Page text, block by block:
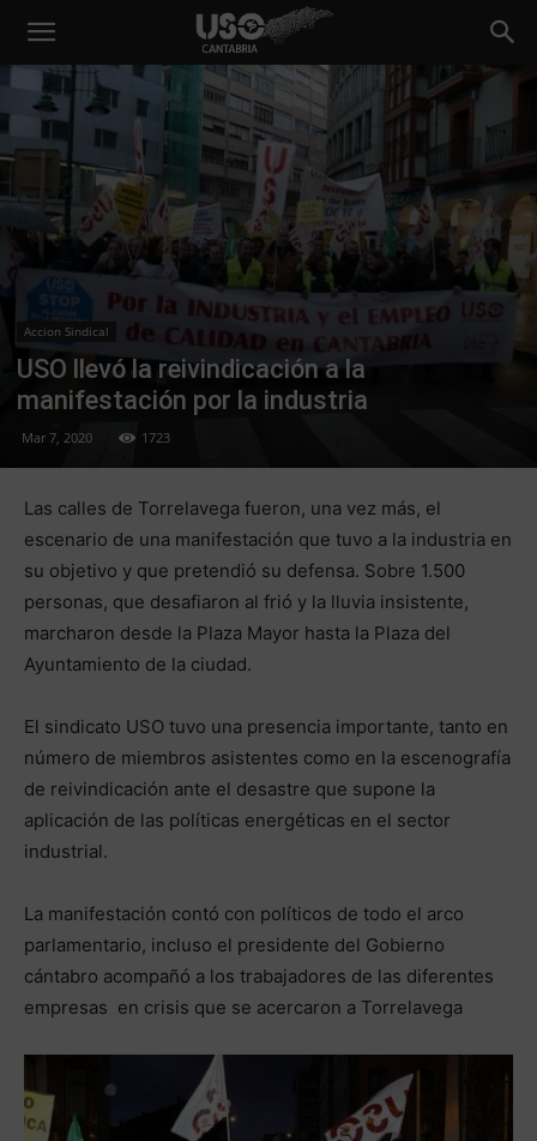
Accion Sindical
USO llevó la reivindicación a la
manifestación por la industria
Mar 7, 2020 1723
Las calles de Torrelavega fueron, una vez más, el
escenario de una manifestación que tuvo a la industria en
su objetivo y que pretendió su defensa. Sobre 1.500
personas, que desafiaron al frió y la lluvia insistente,
marcharon desde la Plaza Mayor hasta la Plaza del
Ayuntamiento de la ciudad.
El sindicato USO tuvo una presencia importante, tanto en
número de miembros asistentes como en la escenografía
de reivindicación ante el desastre que supone la
aplicación de las políticas energéticas en el sector
industrial.
La manifestación contó con políticos de todo el arco
parlamentario, incluso el presidente del Gobierno
cántabro acompañó a los trabajadores de las diferentes
empresas en crisis que se acercaron a Torrelavega